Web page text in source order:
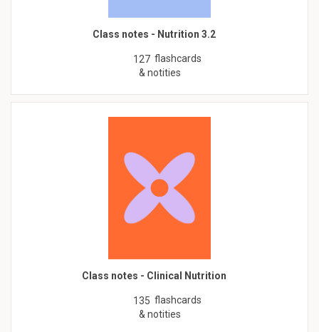
Class notes - Nutrition 3.2
127 flashcards
& notities
Class notes - Clinical Nutrition
135 flashcards
& notities